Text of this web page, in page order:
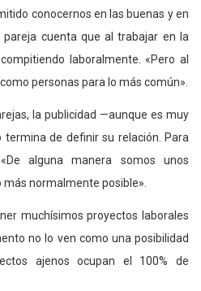
conocernos en las buenas y en
pareja cuenta que al trabajar en la
laboralmente. «Pero al
personas para lo más común».
la publicidad —aunque es muy
de definir su relación. Para
alguna manera somos unos
normalmente posible».
muchísimos proyectos laborales
no lo ven como una posibilidad
ajenos ocupan el 100% de